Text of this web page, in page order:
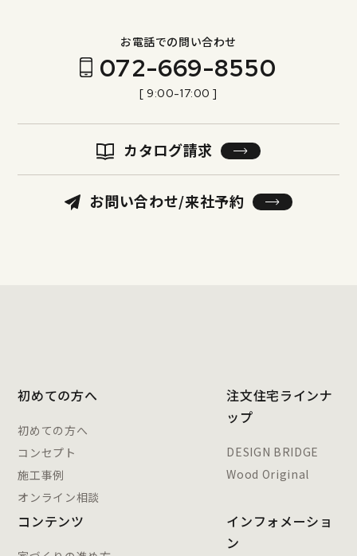
お電話での問い合わせ
072-669-8550
[ 9:00-17:00 ]
カタログ請求
お問い合わせ/来社予約
初めての方へ
初めての方へ
コンセプト
施工事例
オンライン相談
注文住宅ラインナ
ップ
DESIGN BRIDGE
Wood Original
コンテンツ
インフォメーショ
ン